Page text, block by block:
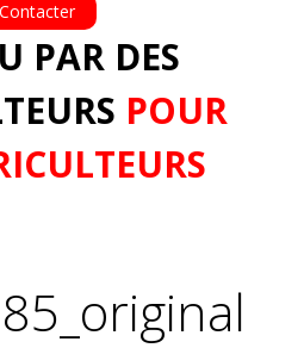
Contacter
PAR DES
POUR